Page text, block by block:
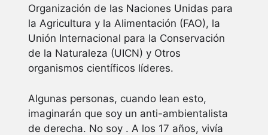
Organización de las Naciones Unidas para
la Agricultura y la Alimentación (FAO), la
Unión Internacional para la Conservación
de la Naturaleza (UICN) y Otros
organismos científicos líderes.
Algunas personas, cuando lean esto,
imaginarán que soy un anti-ambientalista
de derecha. No soy . A los 17 años, vivía